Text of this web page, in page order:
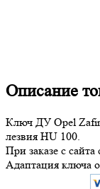
Описание
Ключ ДУ Opel
лезвия HU 100.
При заказе с сайта
Адаптация ключа